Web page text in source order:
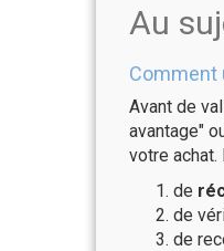
Au
Comment
Avant de
avantage"
votre achat.
de
de
de